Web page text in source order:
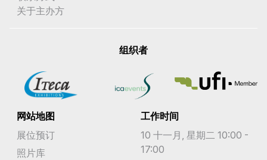
关于主办方
组织者
网站地图
展位预订
照片库
工作时间
10 十一月, 星期二 10:00 -
17:00